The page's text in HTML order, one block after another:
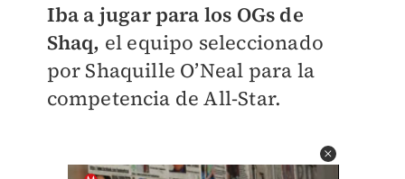
Iba a jugar para los OGs de
Shaq, el equipo seleccionado
por Shaquille O’Neal para la
competencia de All-Star.